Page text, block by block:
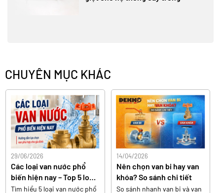
CHUYÊN MỤC KHÁC
29/06/2026
Các loại van nước phổ
biến hiện nay – Top 5 loại
van nước nên dùng cho
Tìm hiểu 5 loại van nước phổ
14/04/2026
Nên chọn van bi hay van
khóa? So sánh chi tiết
So sánh nhanh van bi và van